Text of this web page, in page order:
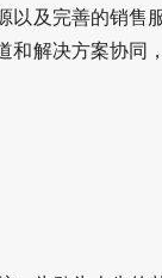
及完善的销售
解决方案协同